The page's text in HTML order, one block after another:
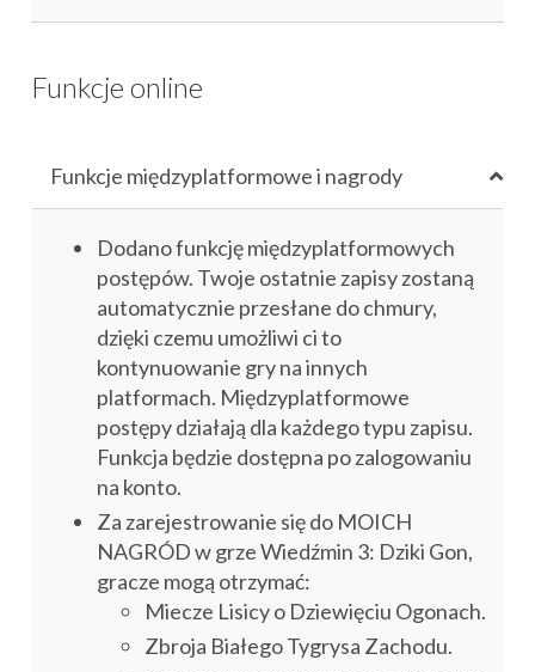
Funkcje online
Funkcje międzyplatformowe i nagrody
Dodano funkcję międzyplatformowych
postępów. Twoje ostatnie zapisy zostaną
automatycznie przesłane do chmury,
dzięki czemu umożliwi ci to
kontynuowanie gry na innych
platformach. Międzyplatformowe
postępy działają dla każdego typu zapisu.
Funkcja będzie dostępna po zalogowaniu
na konto.
Za zarejestrowanie się do MOICH
NAGRÓD w grze Wiedźmin 3: Dziki Gon,
gracze mogą otrzymać:
Miecze Lisicy o Dziewięciu Ogonach.
Zbroja Białego Tygrysa Zachodu.